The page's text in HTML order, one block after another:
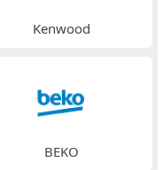
Kenwood
BEKO